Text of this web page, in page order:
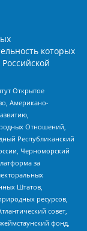
которых
Открытое
Американо-
Отношений,
Республиканский
Черноморский
за
Штатов,
ресурсов,
совет,
фонд,